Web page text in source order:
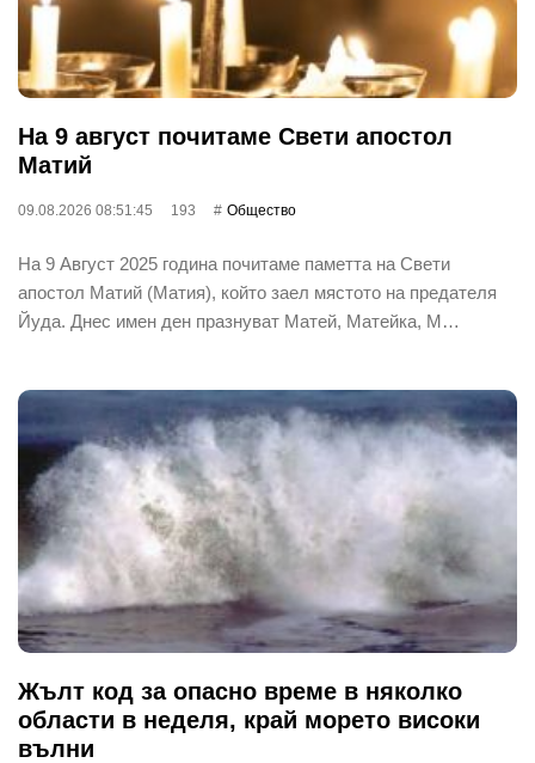
На 9 август почитаме Свети апостол
Матий
09.08.2026 08:51:45 193 Общество
На 9 Август 2025 година почитаме паметта на Свети
апостол Матий (Матия), който заел мястото на предателя
Йуда. Днес имен ден празнуват Матей, Матейка, М…
Жълт код за опасно време в няколко
области в неделя, край морето високи
вълни